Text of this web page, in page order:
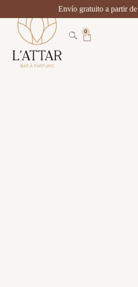
0
Envío gratuito a partir de